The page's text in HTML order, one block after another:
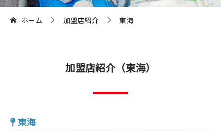
ホーム 加盟店紹介 東海
加盟店紹介（東海）
東海